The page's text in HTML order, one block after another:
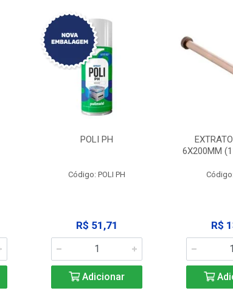
POLI PH
Código: POLI PH
R$ 51,71
Adicionar
6X200MM
R$